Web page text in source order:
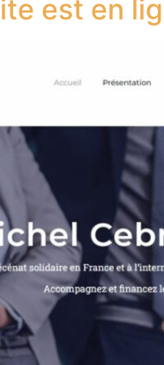
est en